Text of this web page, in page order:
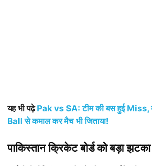
यह भी पढ़े Pak vs SA: टीम की बस हुई Miss,
Ball से कमाल कर मैच भी जिताया!
पाकिस्तान क्रिकेट बोर्ड को बड़ा झटका